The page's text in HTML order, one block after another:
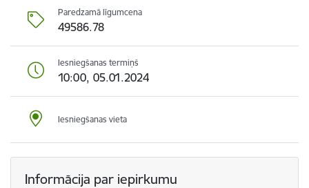
Paredzamā līgumcena
49586.78
Iesniegšanas termiņš
10:00, 05.01.2024
Iesniegšanas vieta
Informācija par iepirkumu